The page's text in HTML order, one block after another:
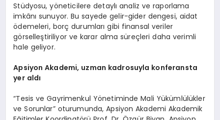
Stüdyosu, yöneticilere detaylı analiz ve raporlama
imkânı sunuyor. Bu sayede gelir-gider dengesi, aidat
ödemeleri, borç durumları gibi finansal veriler
görselleştiriliyor ve karar alma süreçleri daha verimli
hale geliyor.
Apsiyon Akademi, uzman kadrosuyla konferansta
yer aldı
“Tesis ve Gayrimenkul Yönetiminde Mali Yükümlülükler
ve Sorunlar” oturumunda, Apsiyon Akademi Akademik